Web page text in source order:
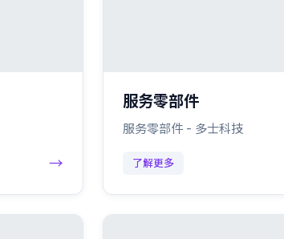
→
服务零部件
服务零部件 - 多士科技
了解更多